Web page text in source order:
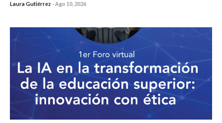
Laura Gutiérrez -Ago 10, 2026